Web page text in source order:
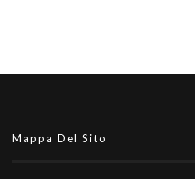
Mappa Del Sito